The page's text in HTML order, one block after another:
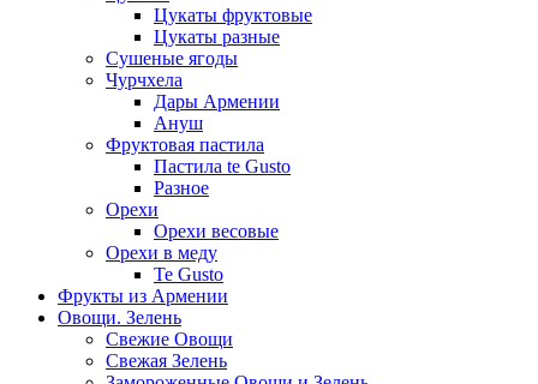
Цукаты фруктовые
Цукаты разные
Сушеные ягоды
Чурчхела
Дары Армении
Ануш
Фруктовая пастила
Пастила te Gusto
Разное
Орехи
Орехи весовые
Орехи в меду
Te Gusto
Фрукты из Армении
Овощи. Зелень
Свежие Овощи
Свежая Зелень